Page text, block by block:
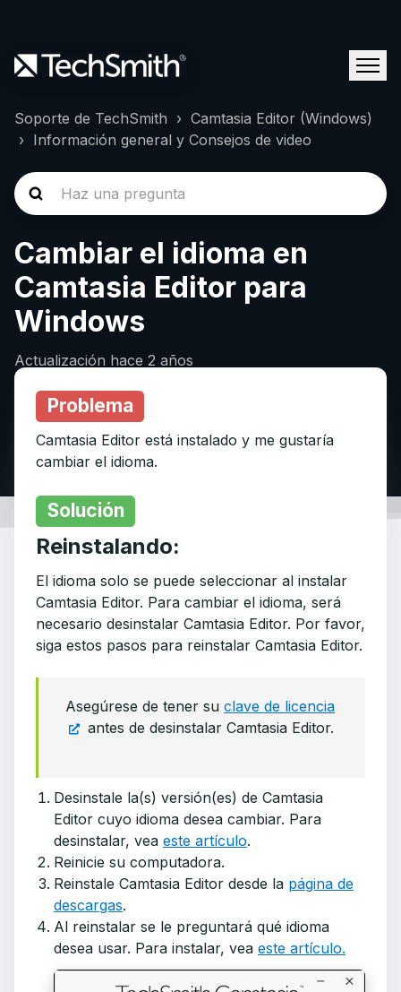
Soporte de TechSmith
Camtasia Editor (Windows)
Información general y Consejos de video
Cambiar el idioma en
Camtasia Editor para
Windows
Actualización hace 2 años
Problema
Camtasia Editor está instalado y me gustaría
cambiar el idioma.
Solución
Reinstalando:
El idioma solo se puede seleccionar al instalar
Camtasia Editor. Para cambiar el idioma, será
necesario desinstalar Camtasia Editor. Por favor,
siga estos pasos para reinstalar Camtasia Editor.
Asegúrese de tener su clave de licencia
antes de desinstalar Camtasia Editor.
Desinstale la(s) versión(es) de Camtasia
Editor cuyo idioma desea cambiar. Para
desinstalar, vea este artículo.
Reinicie su computadora.
Reinstale Camtasia Editor desde la página de
descargas.
Al reinstalar se le preguntará qué idioma
desea usar. Para instalar, vea este artículo.